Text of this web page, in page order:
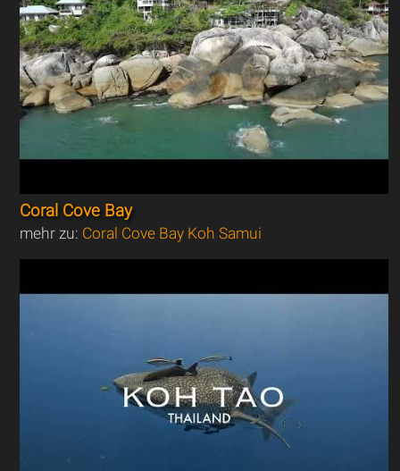
Coral Cove Bay
mehr zu: Coral Cove Bay Koh Samui